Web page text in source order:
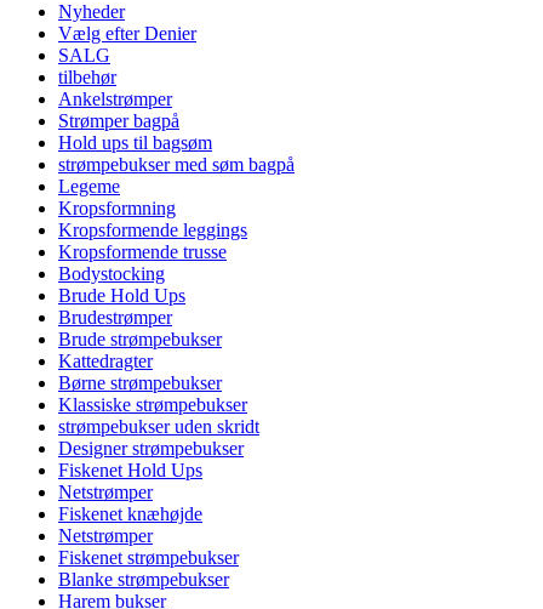
Nyheder
Vælg efter Denier
SALG
tilbehør
Ankelstrømper
Strømper bagpå
Hold ups til bagsøm
strømpebukser med søm bagpå
Legeme
Kropsformning
Kropsformende leggings
Kropsformende trusse
Bodystocking
Brude Hold Ups
Brudestrømper
Brude strømpebukser
Kattedragter
Børne strømpebukser
Klassiske strømpebukser
strømpebukser uden skridt
Designer strømpebukser
Fiskenet Hold Ups
Netstrømper
Fiskenet knæhøjde
Netstrømper
Fiskenet strømpebukser
Blanke strømpebukser
Harem bukser